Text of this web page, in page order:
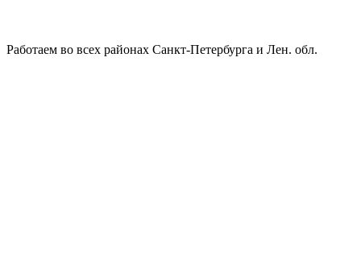
Работаем во всех районах Санкт-Петербурга и Лен. обл.